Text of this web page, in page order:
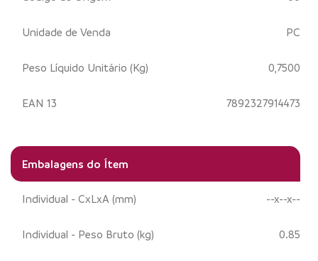
Unidade de Venda PC
Peso Líquido Unitário (Kg) 0,7500
EAN 13 7892327914473
Embalagens do Ítem
Individual - CxLxA (mm) --x--x--
Individual - Peso Bruto (kg) 0.85